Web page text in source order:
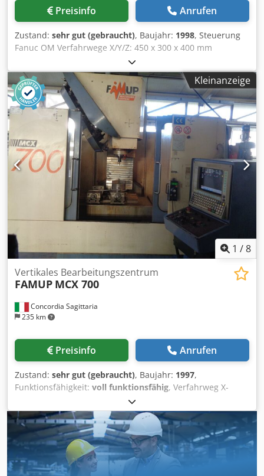
Preisinfo Anrufen
Zustand: sehr gut (gebraucht), Baujahr: 1998, Steuerung
Fanuc OM Verfahrwege X/Y/Z: 450 x 300 x 400 mm
Tischgröße 600 x 300 mm Spindeldrehzahl 8.000 min-1
Dkjdpfjzfx Syex Aa Rsr Werkzeugmagazin für 16 Wkzg. SK
30
Kleinanzeige
1 /8
Concordia Sagittaria
235 km
Vertikales Bearbeitungszentrum
FAMUP MCX 700
Preisinfo Anrufen
Zustand: sehr gut (gebraucht), Baujahr: 1997,
Funktionsfähigkeit: voll funktionsfähig, Verfahrweg X-
, Verfahrweg Y-Achse:
Z-Achse:470 mm, Nennscheinleistung:10 kVA,
Steuerungshersteller: SELCA, Steuerungsmodell: 3045P,
Tischbreite:490 mm, Tischlänge:900 mm
, Gesamtgewicht:
4.800 kg
, Spindeldrehzahl (max.): 9.000 U/min,
Eingangsspannung:400 V, Vertikales Bearbeitungszentrum